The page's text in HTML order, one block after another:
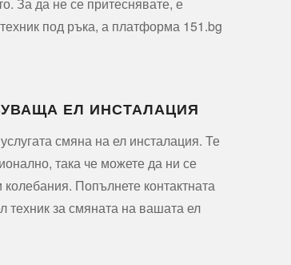
под ръка, а платформа 151.bg
ЕЛ ИНСТАЛАЦИЯ
смяна на ел инсталация. Те
така че можете да ни се
Попълнете контактната
техник за смяната на вашата ел